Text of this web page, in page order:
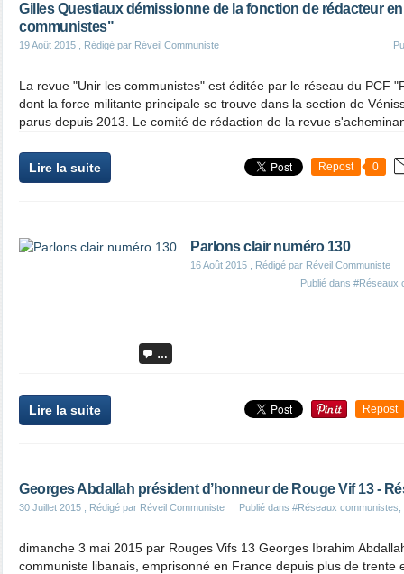
Gilles Questiaux démissionne de la fonction de rédacteur
communistes"
19 Août 2015 , Rédigé par Réveil Communiste
La revue "Unir les communistes" est éditée par le réseau du PCF
dont la force militante principale se trouve dans la section de
parus depuis 2013. Le comité de rédaction de la revue
Lire la suite Repost 0
…
Parlons clair numéro 130
16 Août 2015 , Rédigé par Réveil Communiste
Publié dans #Réseaux
Lire la suite Repost
Georges Abdallah président d’honneur de Rouge Vif 13 -
30 Juillet 2015 , Rédigé par Réveil Communiste Publié dans #Réseaux communistes
dimanche 3 mai 2015 par Rouges Vifs 13 Georges Ibrahim
communiste libanais, emprisonné en France depuis plus de trente